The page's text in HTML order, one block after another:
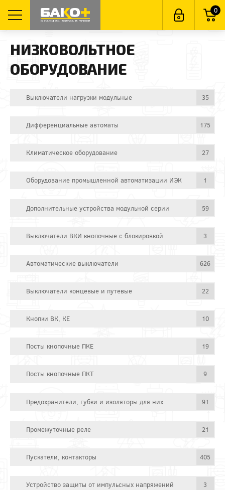
0
НИЗКОВОЛЬТНОЕ
ОБОРУДОВАНИЕ
Выключатели нагрузки модульные 35
Дифференциальные автоматы 175
Климатическое оборудование 27
Оборудование промышленной автоматизации ИЭК 1
Дополнительные устройства модульной серии 59
Выключатели ВКИ кнопочные с блокировкой 3
Автоматические выключатели 626
Выключатели концевые и путевые 22
Кнопки ВК, КЕ 10
Посты кнопочные ПКЕ 19
Посты кнопочные ПКТ 9
Предохранители, губки и изоляторы для них 91
Промежуточные реле 21
Пускатели, контакторы 405
Устройство защиты от импульсных напряжений 3